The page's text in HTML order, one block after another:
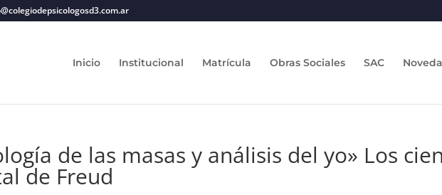
Inicio Institucional Matrícula Obras Sociales SAC
de las masas y análisis del yo» Los
de Freud